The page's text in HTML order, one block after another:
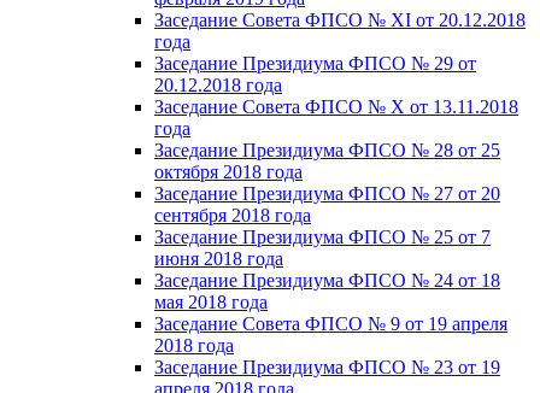
Заседание Совета ФПСО № XI от 20.12.2018
года
Заседание Президиума ФПСО № 29 от
20.12.2018 года
Заседание Совета ФПСО № X от 13.11.2018
года
Заседание Президиума ФПСО № 28 от 25
октября 2018 года
Заседание Президиума ФПСО № 27 от 20
сентября 2018 года
Заседание Президиума ФПСО № 25 от 7
июня 2018 года
Заседание Президиума ФПСО № 24 от 18
мая 2018 года
Заседание Совета ФПСО № 9 от 19 апреля
2018 года
Заседание Президиума ФПСО № 23 от 19
апреля 2018 года